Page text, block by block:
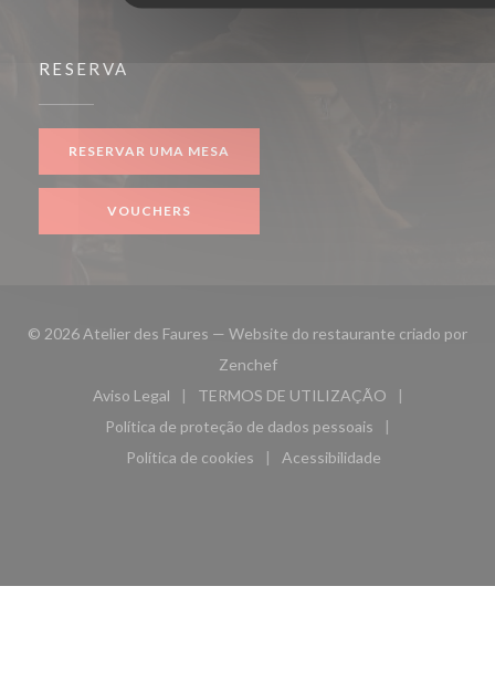
RESERVA
RESERVAR UMA MESA
VOUCHERS
© 2026 Atelier des Faures — Website do restaurante criado por
Zenchef((abre numa nova janela))
Aviso Legal
((abre numa nova janela))
TERMOS DE UTILIZAÇÃO
((abre numa nova janela))
Política de proteção de dados pessoais
((abre numa nova janela))
Política de cookies
((abre numa nova janela))
Acessibilidade